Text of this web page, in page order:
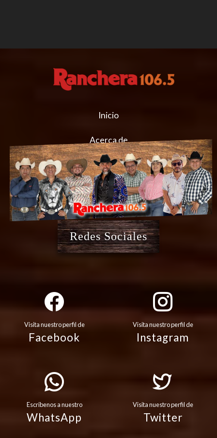
Inicio
Acerca de
Redes Sociales
Visita nuestro perfil de
Facebook
Visita nuestro perfil de
Instagram
Escribenos a nuestro
WhatsApp
Visita nuestro perfil de
Twitter